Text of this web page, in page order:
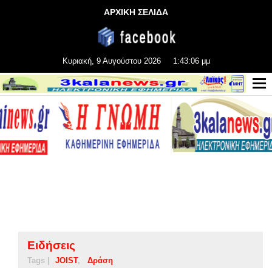
ΑΡΧΙΚΗ ΣΕΛΙΔΑ
Κυριακή, 9 Αυγούστου 2026 1:43:06 μμ
Ειδήσεις
Tags | JOIST Δράση